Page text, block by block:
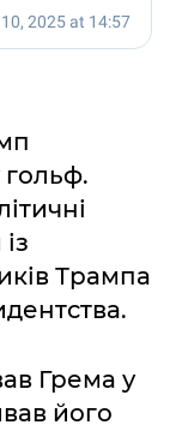
Трампа
Грема у
його